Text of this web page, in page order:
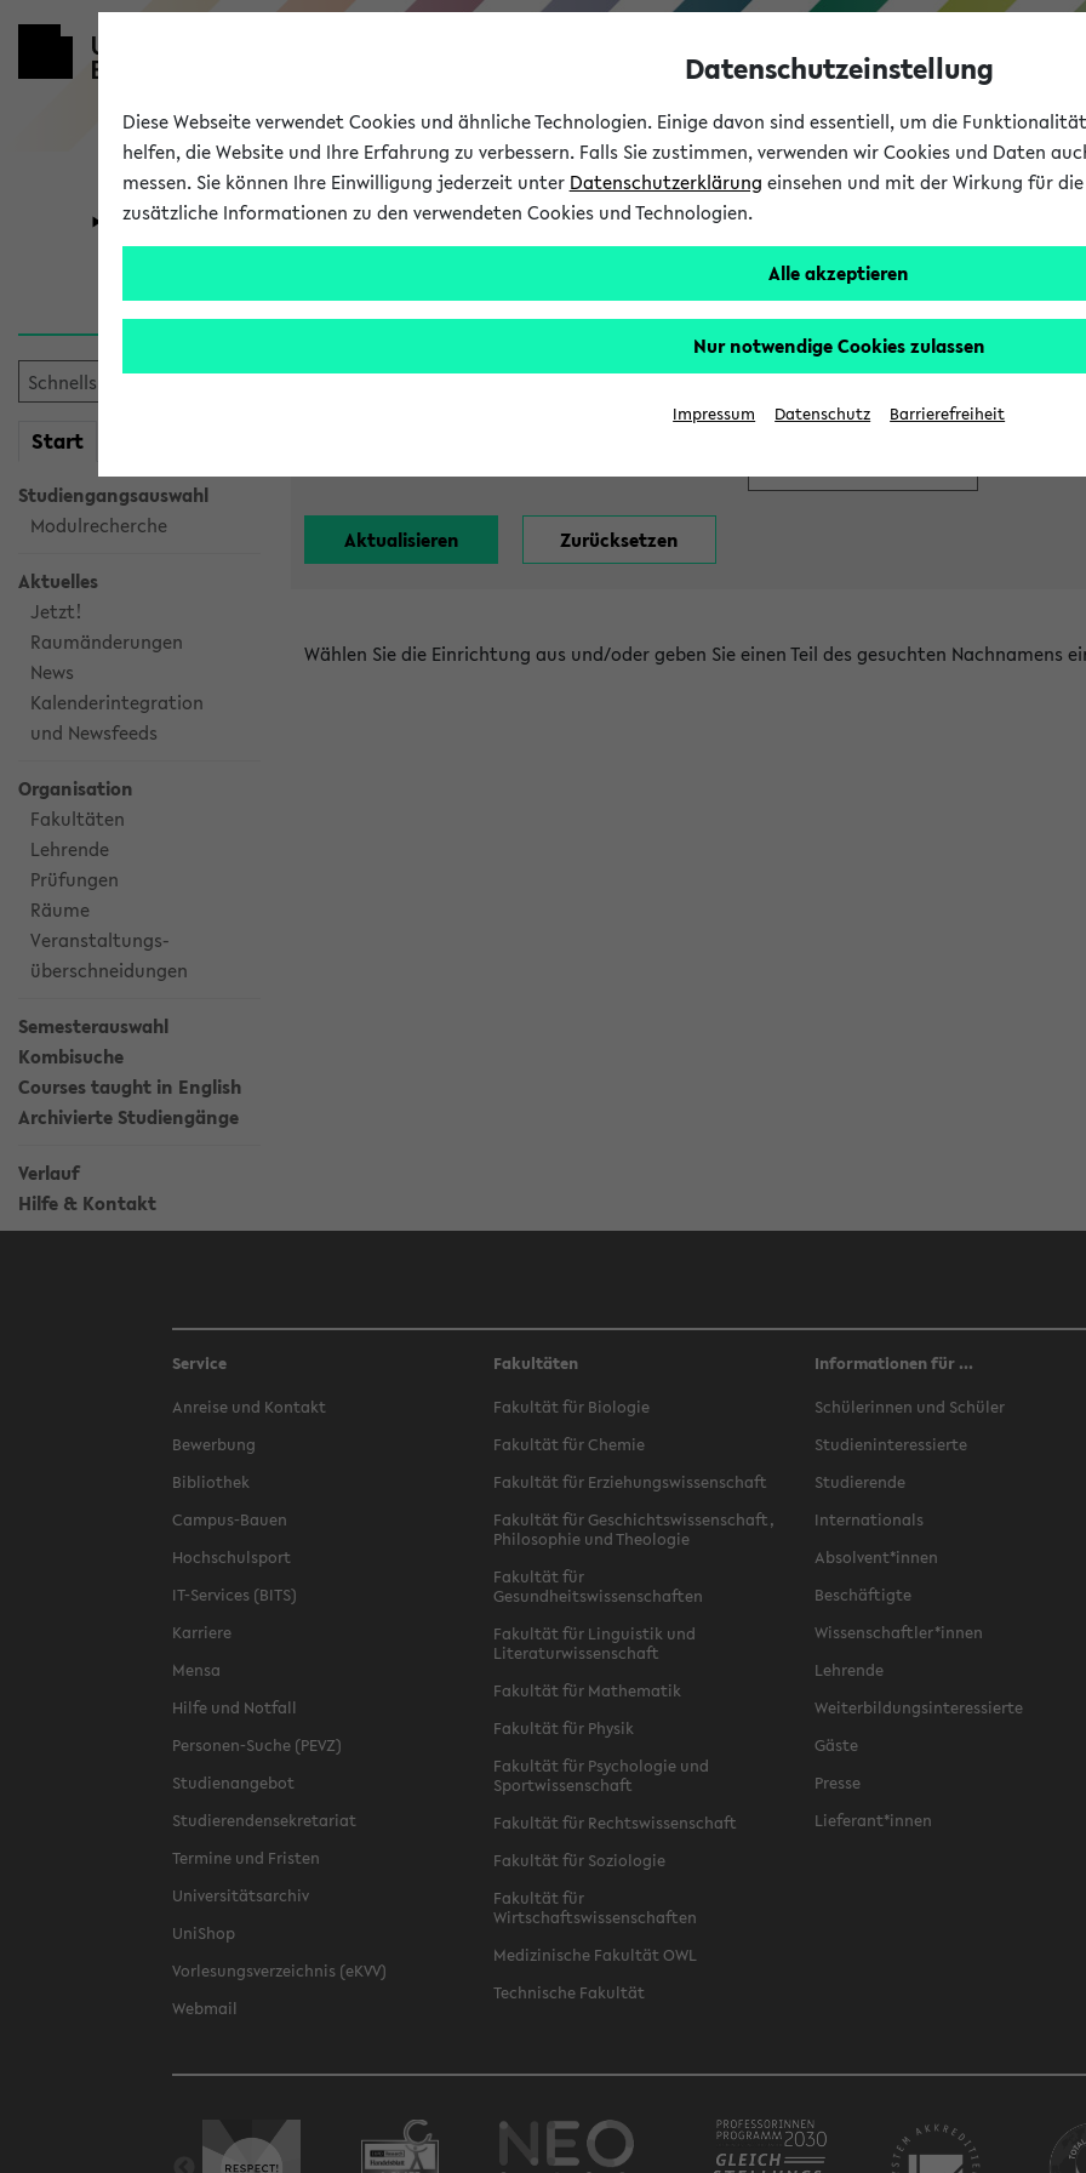
Universität Forschung Studium
Start
Studiengangsauswahl
Modulrecherche
Aktuelles
Jetzt!
Raumänderungen
News
Kalenderintegration
und Newsfeeds
Organisation
Fakultäten
Lehrende
Prüfungen
Räume
Veranstaltungs-
überschneidungen
Semesterauswahl
Kombisuche
Courses taught in English
Archivierte Studiengänge
Verlauf
Hilfe & Kontakt
Alle Lehrenden
Wählen Sie die Einrichtung aus und/oder geben Sie einen Teil des gesuchten Nachnamens
Service
Anreise und Kontakt
Bewerbung
Bibliothek
Campus-Bauen
Hochschulsport
IT-Services (BITS)
Karriere
Mensa
Hilfe und Notfall
Personen-Suche (PEVZ)
Studienangebot
Studierendensekretariat
Termine und Fristen
Universitätsarchiv
UniShop
Vorlesungsverzeichnis (eKVV)
Webmail
Fakultäten
Fakultät für Biologie
Fakultät für Chemie
Fakultät für Erziehungswissenschaft
Fakultät für Geschichtswissenschaft,
Philosophie und Theologie
Fakultät für
Gesundheitswissenschaften
Fakultät für Linguistik und
Literaturwissenschaft
Fakultät für Mathematik
Fakultät für Physik
Fakultät für Psychologie und
Sportwissenschaft
Fakultät für Rechtswissenschaft
Fakultät für Soziologie
Fakultät für
Wirtschaftswissenschaften
Medizinische Fakultät OWL
Technische Fakultät
Informationen für ...
Schülerinnen und Schüler
Studieninteressierte
Studierende
Internationals
Absolvent*innen
Beschäftigte
Wissenschaftler*innen
Lehrende
Weiterbildungsinteressierte
Gäste
Presse
Lieferant*innen
Datenschutzeinstellung
Diese Webseite verwendet Cookies und ähnliche Technologien. Einige davon sind essentiell, um die
helfen, die Website und Ihre Erfahrung zu verbessern. Falls Sie zustimmen, verwenden wir Cookies und Daten
messen. Sie können Ihre Einwilligung jederzeit unter Datenschutzerklärung einsehen und mit der Wirkung für
zusätzliche Informationen zu den verwendeten Cookies und Technologien.
Alle akzeptieren
Nur notwendige Cookies zulassen
Impressum Datenschutz Barrierefreiheit